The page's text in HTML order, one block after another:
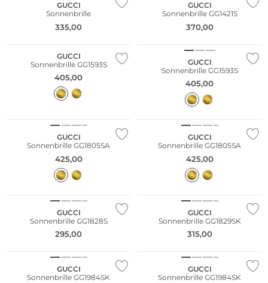
GUCCI
Sonnenbrille
335,00
GUCCI
Sonnenbrille GG1421S
370,00
GUCCI
Sonnenbrille GG1593S
405,00
GUCCI
Sonnenbrille GG1593S
405,00
GUCCI
Sonnenbrille GG1805SA
425,00
GUCCI
Sonnenbrille GG1805SA
425,00
GUCCI
Sonnenbrille GG1828S
295,00
GUCCI
Sonnenbrille GG1829SK
315,00
GUCCI
Sonnenbrille GG1984SK
GUCCI
Sonnenbrille GG1984SK